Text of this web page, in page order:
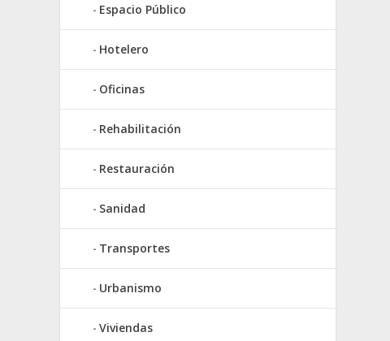
Espacio Público
Hotelero
Oficinas
Rehabilitación
Restauración
Sanidad
Transportes
Urbanismo
Viviendas